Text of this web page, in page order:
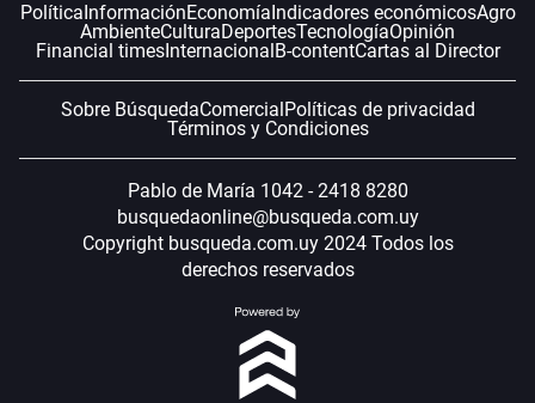
PolíticaInformaciónEconomíaIndicadores económicosAgro
AmbienteCulturaDeportesTecnologíaOpinión
Financial timesInternacionalB-contentCartas al Director
Sobre BúsquedaComercialPolíticas de privacidad
Términos y Condiciones
Pablo de María 1042 - 2418 8280
busquedaonline@busqueda.com.uy
Copyright busqueda.com.uy 2024 Todos los
derechos reservados